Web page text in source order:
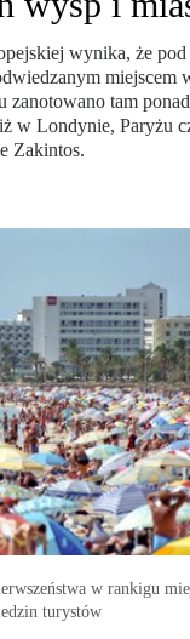
wynika, że
miejscem
zanotowano tam
w Londynie, Paryżu
Zakintos.
w rankigu
turystów